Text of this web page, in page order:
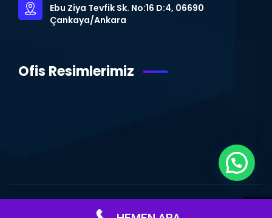
Ebu Ziya Tevfik Sk. No:16 D:4, 06690
Çankaya/Ankara
Ofis Resimlerimiz
© Copyright 2015 – 2024 | TPK MEDYA | Tüm Hakları Saklıdır.Ankara